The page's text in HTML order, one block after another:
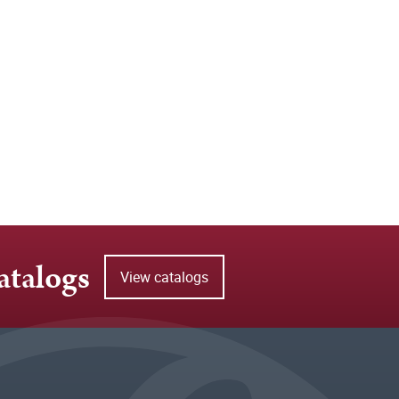
View catalogs